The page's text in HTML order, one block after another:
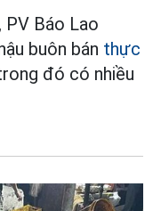
PV Báo Lao
buôn bán thực
đó có nhiều